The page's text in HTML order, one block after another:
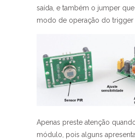
saída, e também o jumper
modo de operação do trigger
Apenas preste atenção
módulo, pois alguns